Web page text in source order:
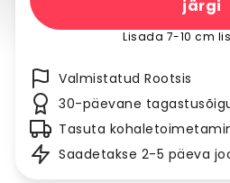
järgi
Lisada 7-10 cm
Valmistatud Rootsis
30-päevane
Tasuta
Saadetakse 2-5 päeva